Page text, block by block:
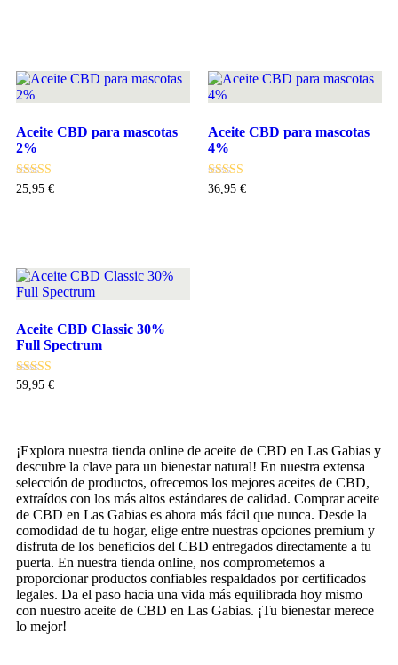
Aceite CBD para mascotas
2%
Valorado con
5.00
25,95 €
Aceite CBD para mascotas
4%
Valorado con
5.00
36,95 €
Aceite CBD Classic 30%
Full Spectrum
Valorado con
59,95 €
¡Explora nuestra tienda online de aceite de CBD en Las Gabias y
descubre la clave para un bienestar natural! En nuestra extensa
selección de productos, ofrecemos los mejores aceites de CBD,
extraídos con los más altos estándares de calidad. Comprar aceite
de CBD en Las Gabias es ahora más fácil que nunca. Desde la
comodidad de tu hogar, elige entre nuestras opciones premium y
disfruta de los beneficios del CBD entregados directamente a tu
puerta. En nuestra tienda online, nos comprometemos a
proporcionar productos confiables respaldados por certificados
legales. Da el paso hacia una vida más equilibrada hoy mismo
con nuestro aceite de CBD en Las Gabias. ¡Tu bienestar merece
lo mejor!